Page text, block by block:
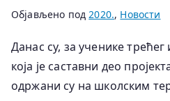
Објављено под2020., Новости
Данас су, за ученике
која је саставни део
одржани су на школским